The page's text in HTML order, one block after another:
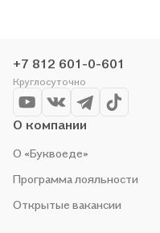
цене. Например,
Оставайтесь с нами, чтобы
+7 812 601-0-601
Круглосуточно
О компании
О «Буквоеде»
Программа лояльности
Открытые вакансии